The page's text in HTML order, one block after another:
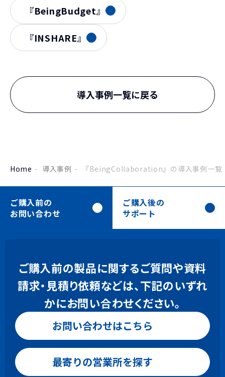
『BeingBudget』
『INSHARE』
導入事例一覧に戻る
Home 導入事例 『BeingCollaboration』の導入事例一覧
ご購入前の
お問い合わせ
ご購入前の製品に関するご質問や資料
請求・見積り依頼などは、下記のいずれ
かにお問い合わせください。
お問い合わせはこちら
最寄りの営業所を探す
ご購入後の
サポート
お問い合わせはこちら
0120-24-9801
Gaia, BeingBudget, BeingBid